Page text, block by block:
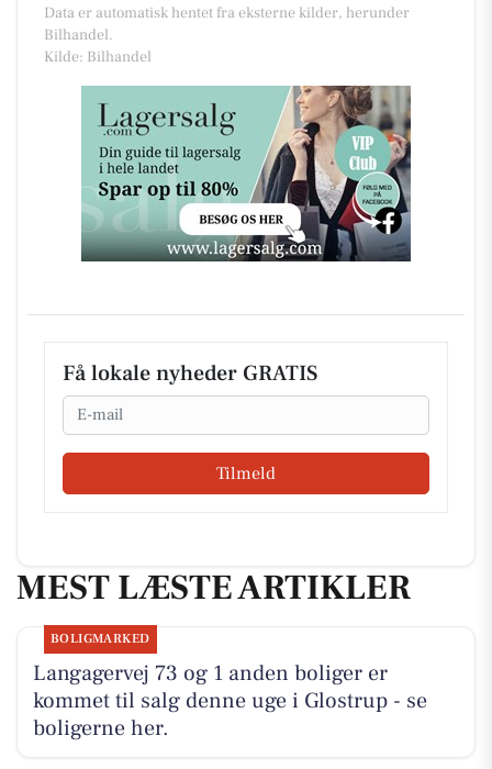
Data er automatisk hentet fra eksterne kilder, herunder
Bilhandel.
Kilde: Bilhandel
Få lokale nyheder GRATIS
Email
Tilmeld
MEST LÆSTE ARTIKLER
BOLIGMARKED
Langagervej 73 og 1 anden boliger er
kommet til salg denne uge i Glostrup - se
boligerne her.